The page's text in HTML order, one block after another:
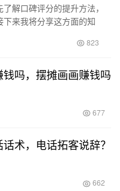
解口碑评分的提升方法，
来我将分享这方面的知
823
吗，摆摊画画赚钱吗
677
术，电话拓客说辞？
662